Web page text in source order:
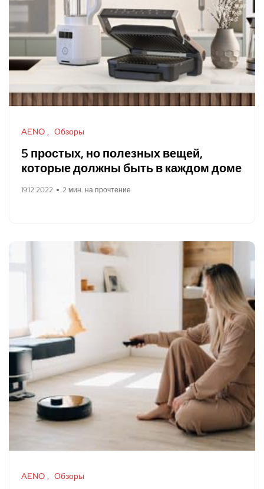
AENO Обзоры
5 простых, но полезных вещей,
которые должны быть в каждом доме
19.12.2022 2 мин. на прочтение
AENO Обзоры